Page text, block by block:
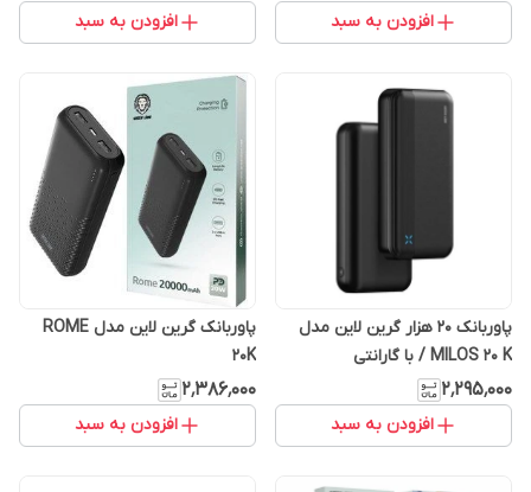
افزودن به سبد افزودن به سبد
پاوربانک 20 هزار گرین لاین مدل
MILOS 20 K / با گارانتی
۲٬۲۹۵٬۰۰۰
افزودن به سبد
پاوربانک گرین لاین مدل ROME
20K
۲٬۳۸۶٬۰۰۰
افزودن به سبد